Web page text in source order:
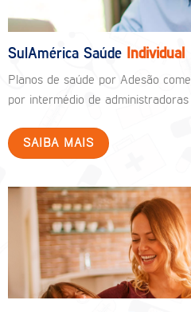
SulAmérica Saúde Individual
Planos de saúde por Adesão
por intermédio de administradoras
SAIBA MAIS